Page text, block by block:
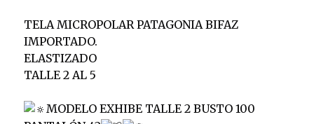
TELA MICROPOLAR PATAGONIA BIFAZ
IMPORTADO.
ELASTIZADO
TALLE 2 AL 5
MODELO EXHIBE TALLE 2 BUSTO 100